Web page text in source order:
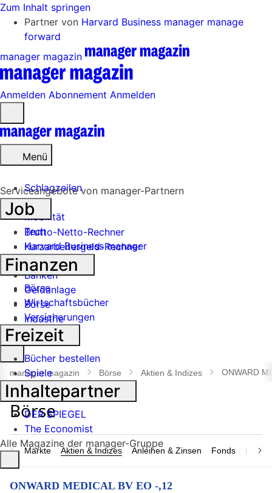
Zum Inhalt springen
Partner von Harvard Business manager manage
forward
manager magazin
Anmelden Abonnement Anmelden
öffnen
Menü
Schlagzeilen
Mobilität
Tech
Harvard Business manager
Handel
Banken
Geldanlage
Börse
Industrie
Suche
öffnen
manager magazin Börse Aktien & Indizes ONWARD
Märkte Aktien & Indizes Anleihen & Zinsen Fonds
ONWARD MEDICAL BV EO -,12
Serviceangebote von manager-Partnern
Job
Brutto-Netto-Rechner
Kurzarbeitergeld-Rechner
Finanzen
Börse
Wirtschaftsbücher
Versicherungen
Freizeit
Bücher bestellen
Spiele
Inhaltepartner
DER SPIEGEL
The Economist
Alle Magazine der manager-Gruppe